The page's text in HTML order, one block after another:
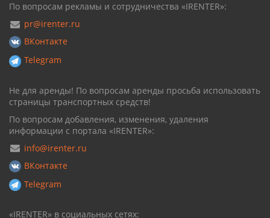
По вопросам рекламы и сотрудничества «IRENTER»:
pr@irenter.ru
ВКонтакте
Telegram
Не для аренды! По вопросам аренды просьба использовать
страницы транспортных средств!
По вопросам добавления, изменения, удаления
информации с портала «IRENTER»:
info@irenter.ru
ВКонтакте
Telegram
«IRENTER» в социальных сетях: